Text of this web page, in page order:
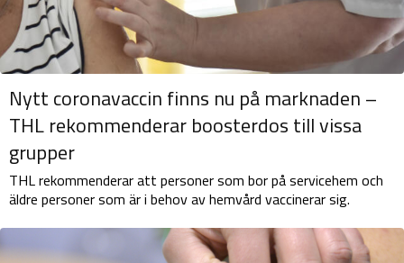
Nytt coronavaccin finns nu på marknaden –
THL rekommenderar boosterdos till vissa
grupper
THL rekommenderar att personer som bor på servicehem och
äldre personer som är i behov av hemvård vaccinerar sig.